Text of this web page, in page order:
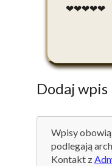
❤❤❤❤❤
Dodaj
Wpisy
podlegają
Kontakt z